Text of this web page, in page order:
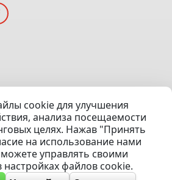
авто: 5 этаж)
— Продажа, выкуп и обмен | УНП
Минск
cookie для улучшения
анализа посещаемости
целях. Нажав "Принять
на использование нами
управлять своими
файлов cookie.